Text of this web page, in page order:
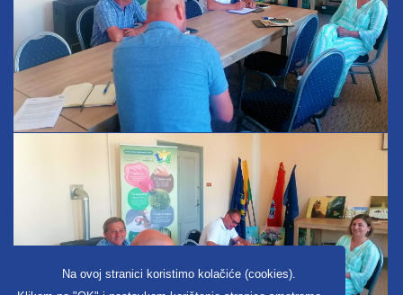
Na ovoj stranici koristimo kolačiće (cookies).